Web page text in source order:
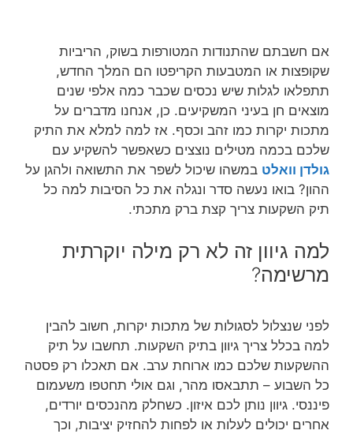
אם חשבתם שהתנודות המטורפות בשוק, הריביות
שקופצות או המטבעות הקריפטו הם המלך החדש,
תתפלאו לגלות שיש נכסים שכבר כמה אלפי שנים
מוצאים חן בעיני המשקיעים. כן, אנחנו מדברים על
מתכות יקרות כמו זהב וכסף. אז למה למלא את התיק
שלכם בכמה מטילים נוצצים כשאפשר להשקיע עם
גולדן וואלט במשהו שיכול לשפר את התשואה ולהגן על
ההון? בואו נעשה סדר ונגלה את כל הסיבות למה כל
תיק השקעות צריך קצת ברק מתכתי.
למה גיוון זה לא רק מילה יוקרתית
מרשימה?
לפני שנצלול לסגולות של מתכות יקרות, חשוב להבין
למה בכלל צריך גיוון בתיק השקעות. תחשבו על תיק
ההשקעות שלכם כמו ארוחת ערב. אם תאכלו רק פסטה
כל השבוע – תתבאסו מהר, וגם אולי תחטפו משעמום
פיננסי. גיוון נותן לכם איזון. כשחלק מהנכסים יורדים,
אחרים יכולים לעלות או לפחות להחזיק יציבות, וכך